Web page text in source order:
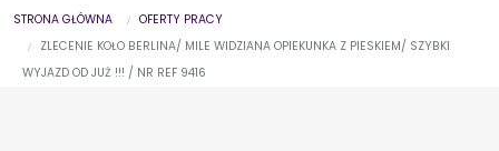
STRONA GŁÓWNA
OFERTY PRACY
ZLECENIE KOŁO BERLINA/ MILE WIDZIANA OPIEKUNKA Z PIESKIEM/ SZYBKI
WYJAZD OD JUŻ !!! / NR REF 9416